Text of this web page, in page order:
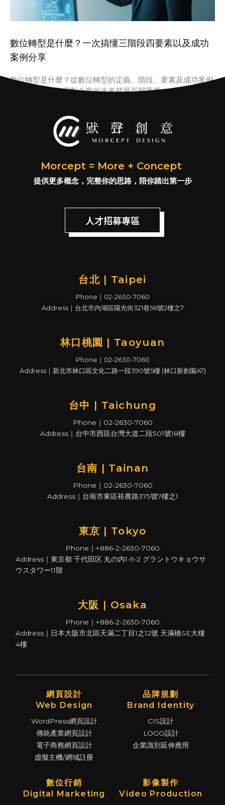
數位轉型是什麼？一次搞懂三階段四要素以及成功
案例分享
數位轉型是什麼？從數位轉型的定義、階段、要素及成功案例
看數位轉型為什麼對企業的未來發展至關重要！
Morcept = More + Concept
提供更多概念，完整你的思路，陪你踏出第一步
人才招募專區
台北 | Taipei
Phone｜02-2630-7060
Address｜台北市內湖區陽光街321巷56號2樓之7
林口桃園 | Taoyuan
Phone｜02-2630-7060
Address｜新北市林口區文化二路一段390號5樓 (林口新創園A7)
台中 | Taichung
Phone｜02-2630-7060
Address｜台中市西區台灣大道二段501號18樓
台南 | Tainan
Phone｜02-2630-7060
Address｜台南市東區裕農路375號7樓之1
東京 | Tokyo
Phone｜+886-2-2630-7060
Address｜東京都 千代田区 丸の内1-9-2 グラントウキョウサ
ウスタワー11階
大阪 | Osaka
Phone｜+886-2-2630-7060
Address｜日本大阪市北區天滿二丁目1之12號 天滿橋SE大樓
4樓
網頁設計
Web Design
WordPress網頁設計
傳統產業網頁設計
電子商務網頁設計
虛擬主機/網域註冊
品牌規劃
Brand Identity
CIS設計
LOGO設計
企業識別延伸應用
數位行銷
Digital Marketing
影像製作
Video Production